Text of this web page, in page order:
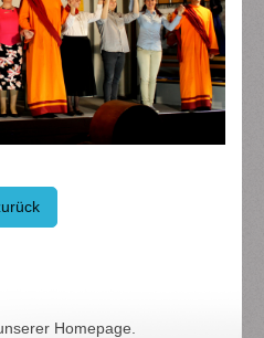
Homepage.